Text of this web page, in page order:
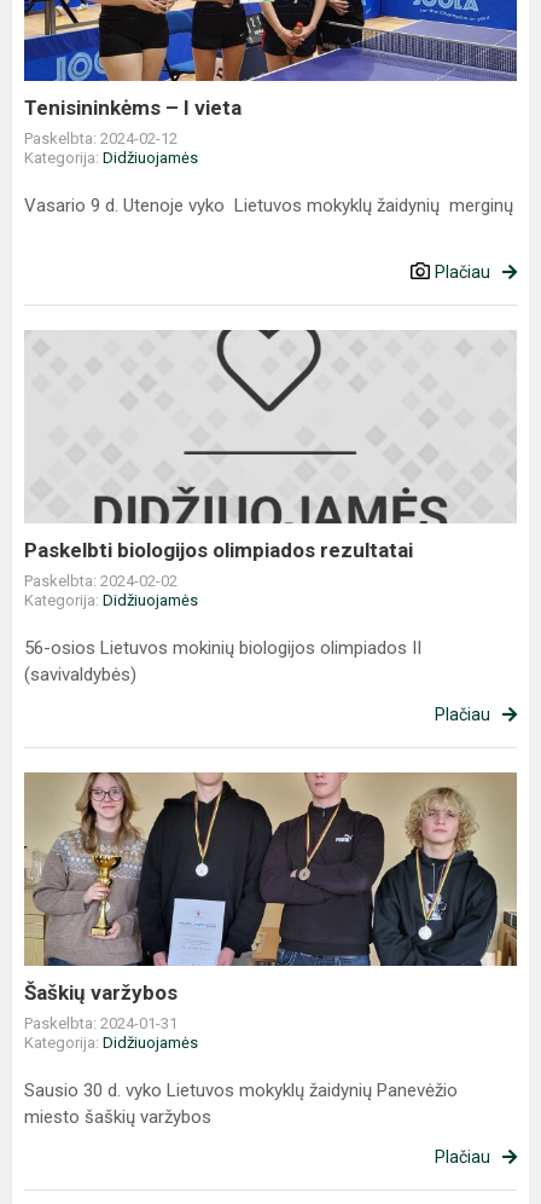
Tenisininkėms – I vieta
Paskelbta: 2024-02-12
Kategorija: Didžiuojamės
Vasario 9 d. Utenoje vyko Lietuvos mokyklų žaidynių merginų
Plačiau
Paskelbti
Paskelbti biologijos olimpiados rezultatai
Paskelbta: 2024-02-02
Kategorija: Didžiuojamės
56-osios Lietuvos mokinių biologijos olimpiados II
(savivaldybės)
Plačiau
varžybos
Šaškių varžybos
Paskelbta: 2024-01-31
Kategorija: Didžiuojamės
Sausio 30 d. vyko Lietuvos mokyklų žaidynių Panevėžio
miesto šaškių varžybos
Plačiau